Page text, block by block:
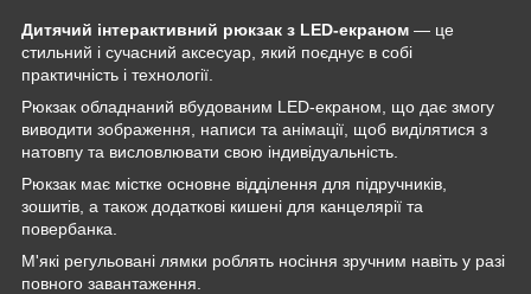
Дитячий інтерактивний рюкзак з LED-екраном — це
стильний і сучасний аксесуар, який поєднує в собі
практичність і технології.
Рюкзак обладнаний вбудованим LED-екраном, що дає змогу
виводити зображення, написи та анімації, щоб виділятися з
натовпу та висловлювати свою індивідуальність.
Рюкзак має містке основне відділення для підручників,
зошитів, а також додаткові кишені для канцелярії та
повербанка.
М'які регульовані лямки роблять носіння зручним навіть у разі
повного завантаження.